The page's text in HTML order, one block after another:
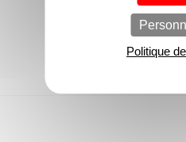
Aucun logement
Politique